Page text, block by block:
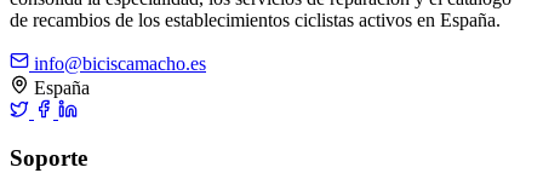
de recambios de los establecimientos ciclistas activos en España.
info@biciscamacho.es
España
Soporte